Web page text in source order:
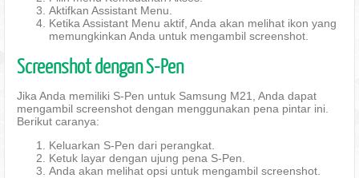
Aktifkan Assistant Menu.
Ketika Assistant Menu aktif, Anda akan melihat ikon yang
memungkinkan Anda untuk mengambil screenshot.
Screenshot dengan S-Pen
Jika Anda memiliki S-Pen untuk Samsung M21, Anda dapat
mengambil screenshot dengan menggunakan pena pintar ini.
Berikut caranya:
Keluarkan S-Pen dari perangkat.
Ketuk layar dengan ujung pena S-Pen.
Anda akan melihat opsi untuk mengambil screenshot.